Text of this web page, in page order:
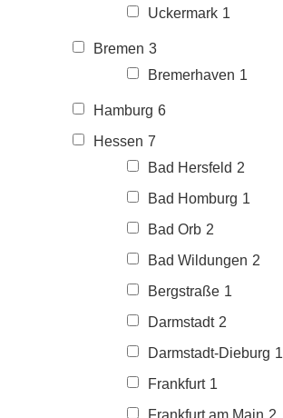
Uckermark 1
Bremen 3
Bremerhaven 1
Hamburg 6
Hessen 7
Bad Hersfeld 2
Bad Homburg 1
Bad Orb 2
Bad Wildungen 2
Bergstraße 1
Darmstadt 2
Darmstadt-Dieburg 1
Frankfurt 1
Frankfurt am Main 2